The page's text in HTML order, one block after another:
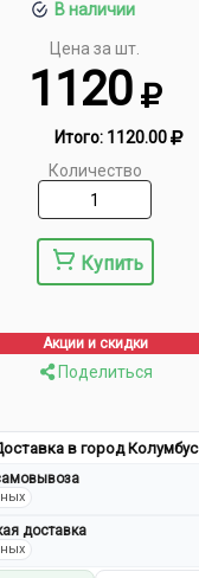
В наличии
Цена за шт.
1120
Итого: 1120.00
Количество
Купить
Акции и скидки
Поделиться
в город Колумбус
доставка